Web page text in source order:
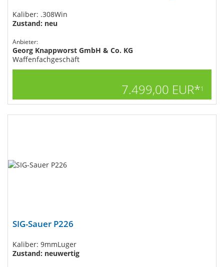
Kaliber: .308Win
Zustand: neu
Anbieter:
Georg Knappworst GmbH & Co. KG
Waffenfachgeschäft
7.499,00 EUR*1
SIG-Sauer P226
Kaliber: 9mmLuger
Zustand: neuwertig